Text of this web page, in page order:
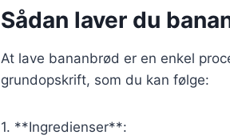
Sådan laver du
At lave bananbrød er en enkel
grundopskrift, som du kan følge:
1. **Ingredienser**: